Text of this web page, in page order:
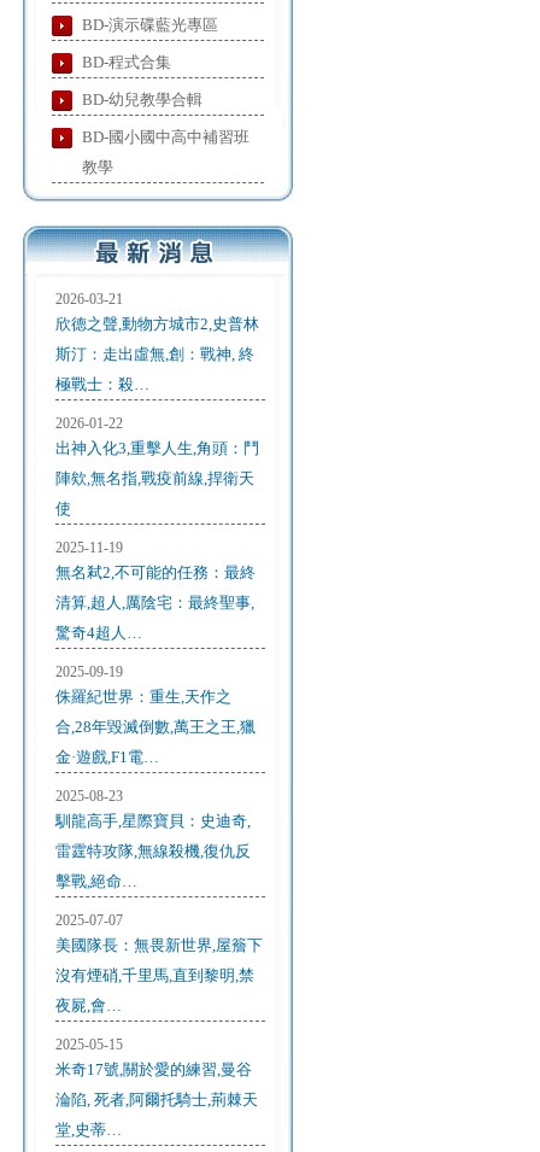
BD-演示碟藍光專區
BD-程式合集
BD-幼兒教學合輯
BD-國小國中高中補習班
教學
2026-03-21
欣德之聲,動物方城市2,史普林
斯汀：走出虛無,創：戰神, 終
極戰士：殺…
2026-01-22
出神入化3,重擊人生,角頭：鬥
陣欸,無名指,戰疫前線,捍衛天
使
2025-11-19
無名弒2,不可能的任務：最終
清算,超人,厲陰宅：最終聖事,
驚奇4超人…
2025-09-19
侏羅紀世界：重生,天作之
合,28年毀滅倒數,萬王之王,獵
金·遊戲,F1電…
2025-08-23
馴龍高手,星際寶貝：史迪奇,
雷霆特攻隊,無線殺機,復仇反
擊戰,絕命…
2025-07-07
美國隊長：無畏新世界,屋簷下
沒有煙硝,千里馬,直到黎明,禁
夜屍,會…
2025-05-15
米奇17號,關於愛的練習,曼谷
淪陷, 死者,阿爾托騎士,荊棘天
堂,史蒂…